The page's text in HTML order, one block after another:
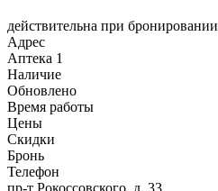
действительна при бронировании
Адрес
Аптека 1
Наличие
Обновлено
Время работы
Цены
Скидки
Бронь
Телефон
пр-т Рокоссовского, д. 33